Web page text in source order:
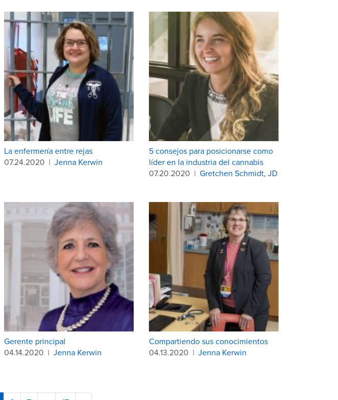
La enfermería entre rejas
07.24.2020 | Jenna Kerwin
5 consejos para posicionarse como
líder en la industria del cannabis
07.20.2020 | Gretchen Schmidt, JD
Gerente principal
04.14.2020 | Jenna Kerwin
Compartiendo sus conocimientos
04.13.2020 | Jenna Kerwin